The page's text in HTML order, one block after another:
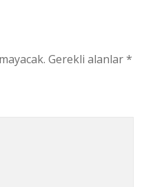
Gerekli alanlar*